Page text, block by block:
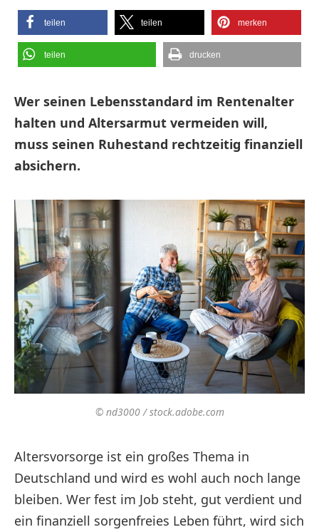
teilen teilen merken
teilen drucken
Wer seinen Lebensstandard im Rentenalter
halten und Altersarmut vermeiden will,
muss seinen Ruhestand rechtzeitig finanziell
absichern.
© nd3000 / stock.adobe.com
Altersvorsorge ist ein großes Thema in
Deutschland und wird es wohl auch noch lange
bleiben. Wer fest im Job steht, gut verdient und
ein finanziell sorgenfreies Leben führt, wird sich